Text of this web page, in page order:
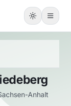
Anhalt